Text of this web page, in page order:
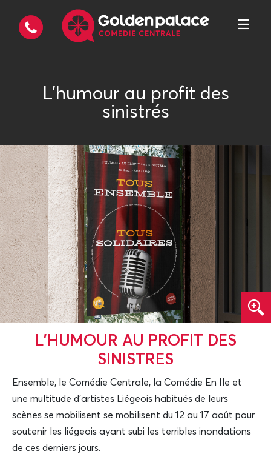
L'humour au profit des
sinistrés
L’HUMOUR AU PROFIT DES
SINISTRES
Ensemble, le Comédie Centrale, la Comédie En Ile et
une multitude d'artistes Liégeois habitués de leurs
scènes se mobilisent se mobilisent du 12 au 17 août pour
soutenir les liégeois ayant subi les terribles inondations
de ces derniers jours.